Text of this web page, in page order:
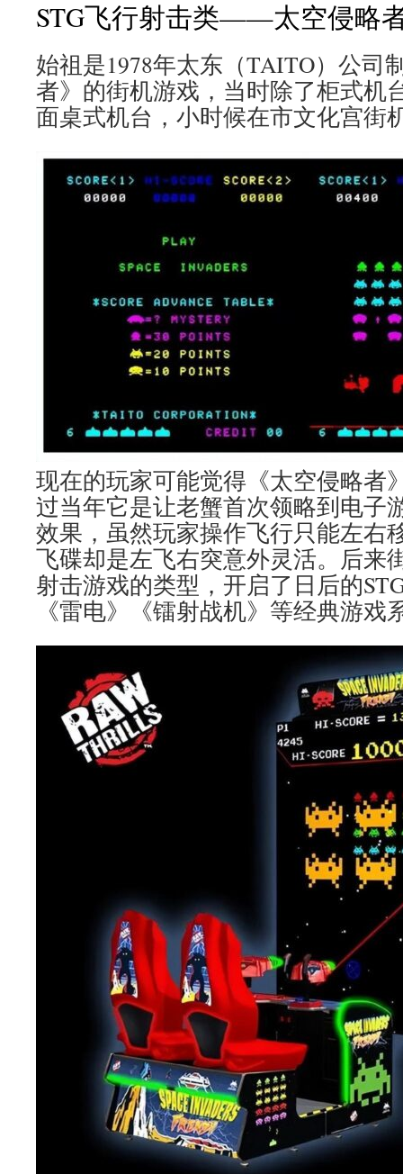
STG飞行射击类——太空侵略
始祖是1978年太东（TAITO）公司
者》的街机游戏，当时除了柜式机
面桌式机台，小时候在市文化宫街
现在的玩家可能觉得《太空侵略者
过当年它是让老蟹首次领略到电子
效果，虽然玩家操作飞行只能左右
飞碟却是左飞右突意外灵活。后来
射击游戏的类型，开启了日后的
《雷电》《镭射战机》等经典游戏